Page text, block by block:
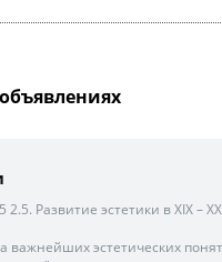
Развитие эстетики в ХIX –
важнейших эстетических